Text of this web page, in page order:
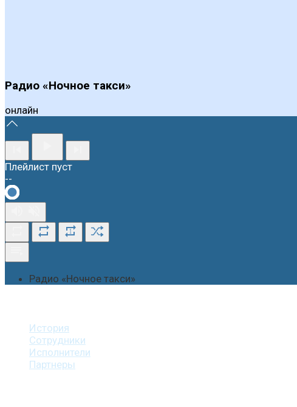
Радио «Ночное такси»
онлайн
Плейлист пуст
--
1
Радио «Ночное такси»
История
Сотрудники
Исполнители
Партнеры